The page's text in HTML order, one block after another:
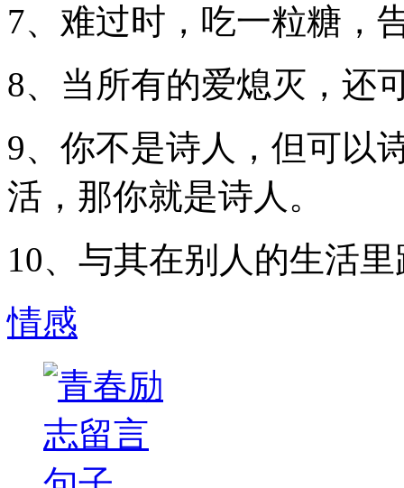
7、难过时，吃一粒糖，
8、当所有的爱熄灭，还
9、你不是诗人，但可以
活，那你就是诗人。
10、与其在别人的生活
情感